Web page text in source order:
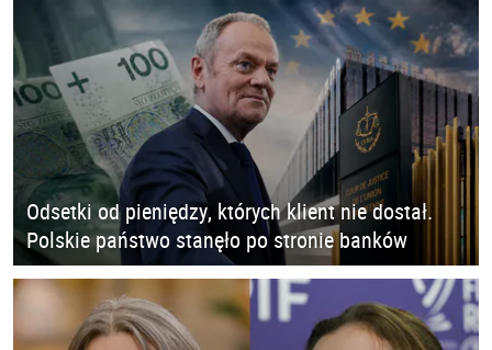
Odsetki od pieniędzy, których klient nie dostał.
Polskie państwo stanęło po stronie banków